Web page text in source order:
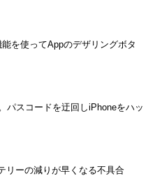
を使ってAppのデザリングボタ
パスコードを迂回しiPhoneをハッ
リーの減りが早くなる不具合